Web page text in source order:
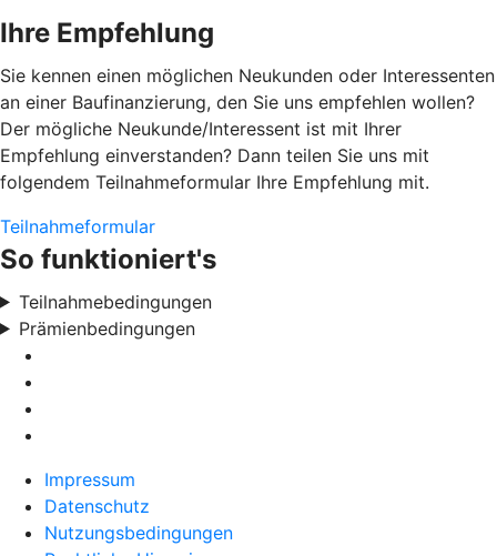
Ihre Empfehlung
Sie kennen einen möglichen Neukunden oder Interessenten
an einer Baufinanzierung, den Sie uns empfehlen wollen?
Der mögliche Neukunde/Interessent ist mit Ihrer
Empfehlung einverstanden? Dann teilen Sie uns mit
folgendem Teilnahmeformular Ihre Empfehlung mit.
Teilnahmeformular
So funktioniert's
Teilnahmebedingungen
Prämienbedingungen
Impressum
Datenschutz
Nutzungsbedingungen